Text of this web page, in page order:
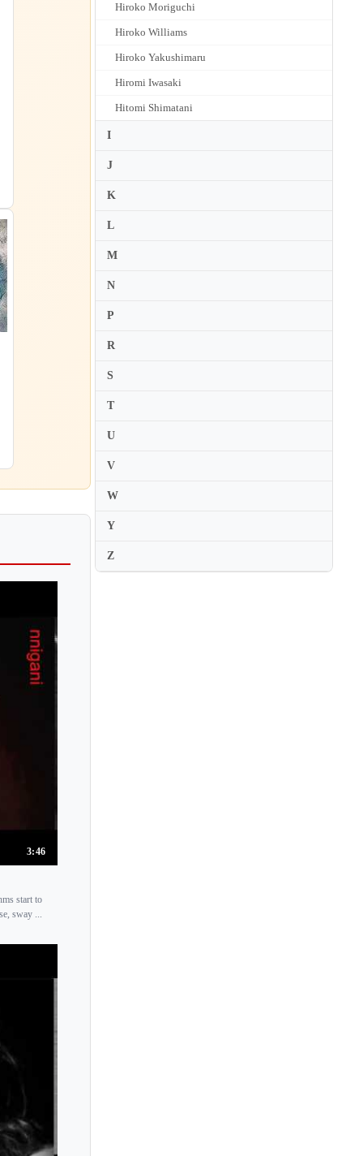
3:46
start to
sway ...
Hiroko Moriguchi
Hiroko Williams
Hiroko Yakushimaru
Hiromi Iwasaki
Hitomi Shimatani
I
J
K
L
M
N
P
R
S
T
U
V
W
Y
Z